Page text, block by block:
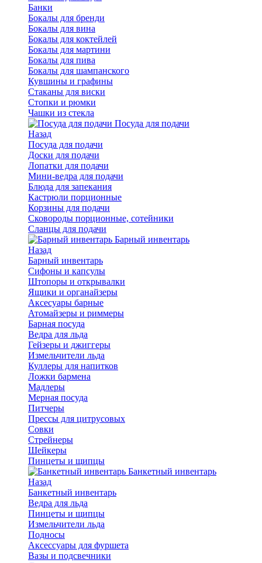
Банки
Бокалы для бренди
Бокалы для вина
Бокалы для коктейлей
Бокалы для мартини
Бокалы для пива
Бокалы для шампанского
Кувшины и графины
Стаканы для виски
Стопки и рюмки
Чашки из стекла
Посуда для подачи
Назад
Посуда для подачи
Доски для подачи
Лопатки для подачи
Мини-ведра для подачи
Блюда для запекания
Кастрюли порционные
Корзины для подачи
Сковороды порционные, сотейники
Сланцы для подачи
Барный инвентарь
Назад
Барный инвентарь
Сифоны и капсулы
Штопоры и открывалки
Ящики и органайзеры
Аксесуары барные
Атомайзеры и риммеры
Барная посуда
Ведра для льда
Гейзеры и джиггеры
Измельчители льда
Куллеры для напитков
Ложки бармена
Мадлеры
Мерная посуда
Питчеры
Прессы для цитрусовых
Совки
Стрейнеры
Шейкеры
Пинцеты и щипцы
Банкетный инвентарь
Назад
Банкетный инвентарь
Ведра для льда
Пинцеты и щипцы
Измельчители льда
Подносы
Аксессуары для фуршета
Вазы и подсвечники